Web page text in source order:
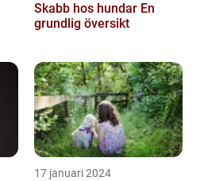
Skabb hos hundar En
grundlig översikt
17 januari 2024